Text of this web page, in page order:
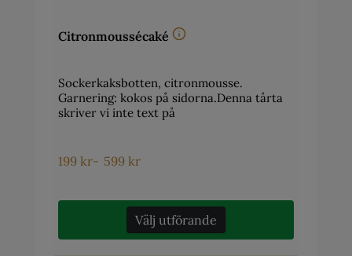
Citronmoussécaké
Sockerkaksbotten, citronmousse.
Garnering: kokos på sidorna.Denna tårta
skriver vi inte text på
199 kr- 599 kr
Välj utförande